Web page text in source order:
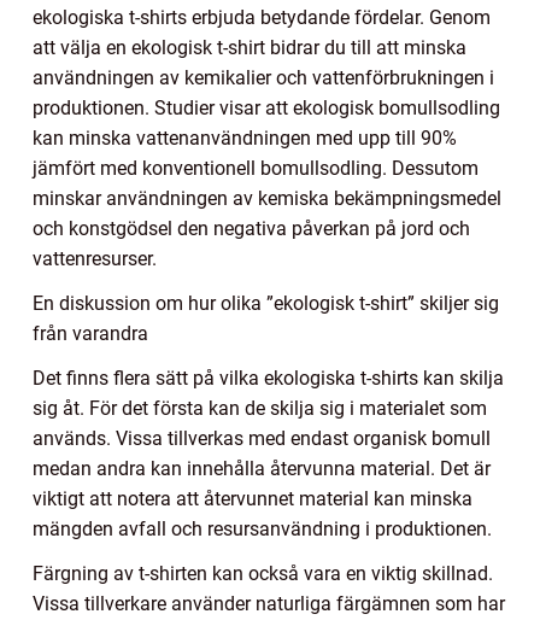
ekologiska t-shirts erbjuda betydande fördelar. Genom
att välja en ekologisk t-shirt bidrar du till att minska
användningen av kemikalier och vattenförbrukningen i
produktionen. Studier visar att ekologisk bomullsodling
kan minska vattenanvändningen med upp till 90%
jämfört med konventionell bomullsodling. Dessutom
minskar användningen av kemiska bekämpningsmedel
och konstgödsel den negativa påverkan på jord och
vattenresurser.
En diskussion om hur olika ”ekologisk t-shirt” skiljer sig
från varandra
Det finns flera sätt på vilka ekologiska t-shirts kan skilja
sig åt. För det första kan de skilja sig i materialet som
används. Vissa tillverkas med endast organisk bomull
medan andra kan innehålla återvunna material. Det är
viktigt att notera att återvunnet material kan minska
mängden avfall och resursanvändning i produktionen.
Färgning av t-shirten kan också vara en viktig skillnad.
Vissa tillverkare använder naturliga färgämnen som har